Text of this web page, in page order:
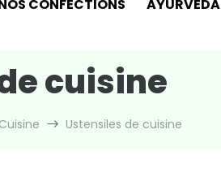
CONFECTIONS AYURVEDA
cuisine
Cuisine Ustensiles de cuisine